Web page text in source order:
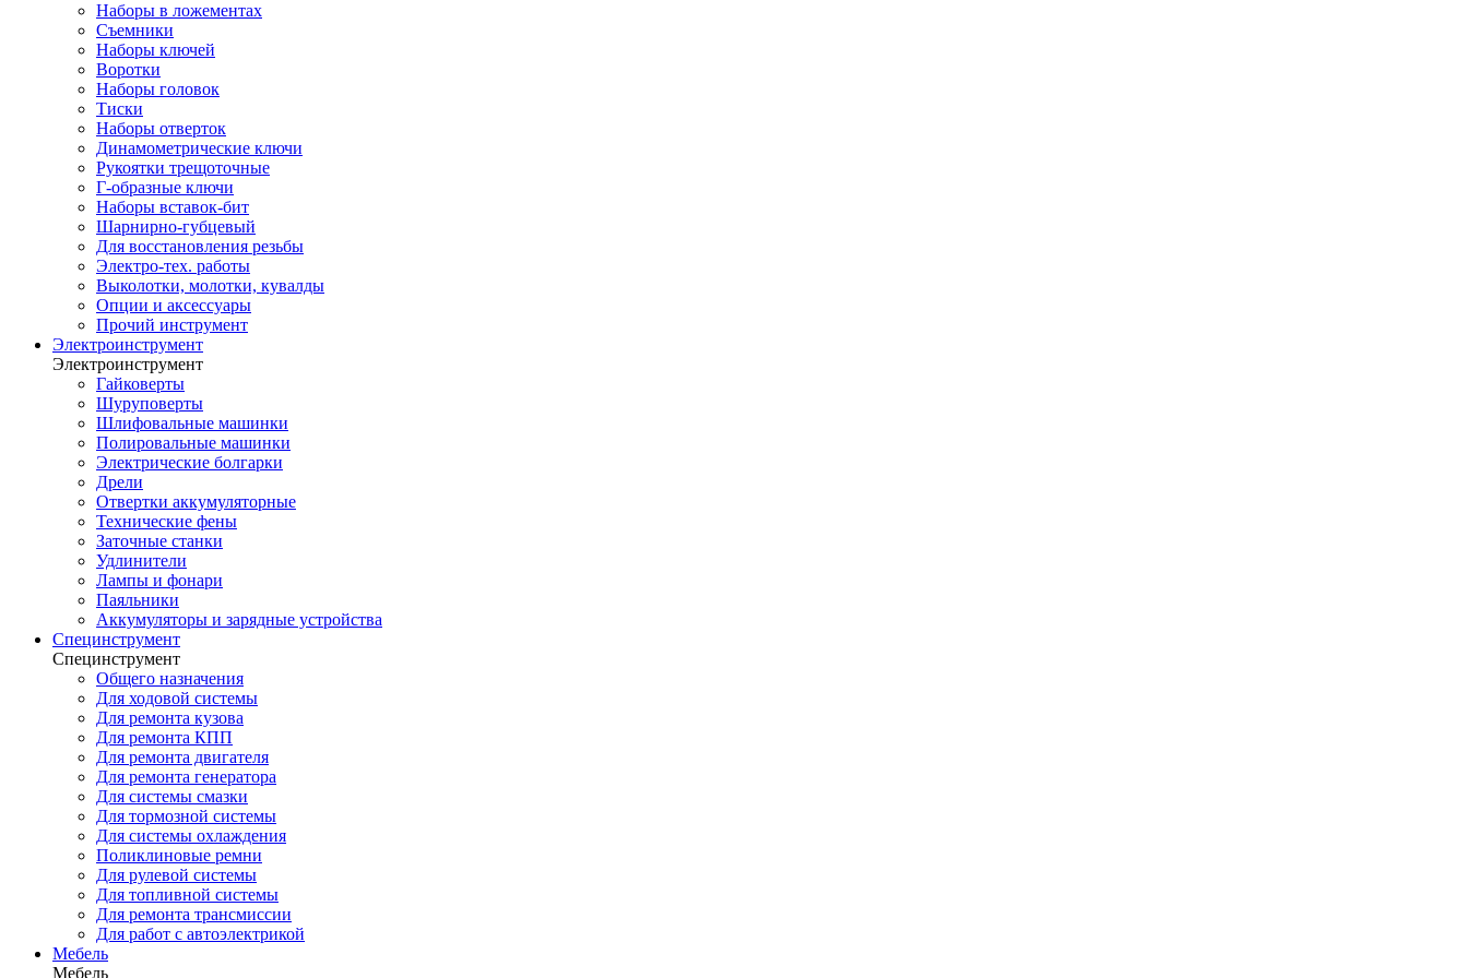
Наборы в ложементах
Съемники
Наборы ключей
Воротки
Наборы головок
Тиски
Наборы отверток
Динамометрические ключи
Рукоятки трещоточные
Г-образные ключи
Наборы вставок-бит
Шарнирно-губцевый
Для восстановления резьбы
Электро-тех. работы
Выколотки, молотки, кувалды
Опции и аксессуары
Прочий инструмент
Электроинструмент
Электроинструмент
Гайковерты
Шуруповерты
Шлифовальные машинки
Полировальные машинки
Электрические болгарки
Дрели
Отвертки аккумуляторные
Технические фены
Заточные станки
Удлинители
Лампы и фонари
Паяльники
Аккумуляторы и зарядные устройства
Специнструмент
Специнструмент
Общего назначения
Для ходовой системы
Для ремонта кузова
Для ремонта КПП
Для ремонта двигателя
Для ремонта генератора
Для системы смазки
Для тормозной системы
Для системы охлаждения
Поликлиновые ремни
Для рулевой системы
Для топливной системы
Для ремонта трансмиссии
Для работ с автоэлектрикой
Мебель
Мебель